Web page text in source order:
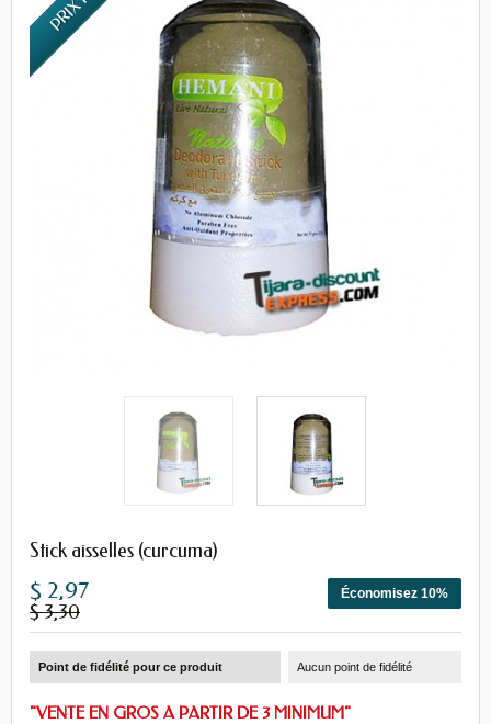
Stick aisselles (curcuma)
Économisez 10%
$ 2,97
$ 3,30
Point de fidélité pour ce produit Aucun point de fidélité
"VENTE EN GROS A PARTIR DE 3 MINIMUM"